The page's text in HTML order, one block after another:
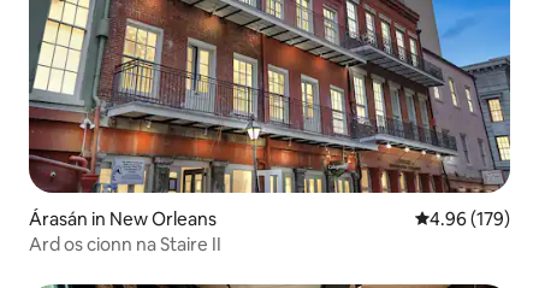
Árasán in New Orleans Meánrátáil
4.96 (179)
Ard os cionn na Staire II